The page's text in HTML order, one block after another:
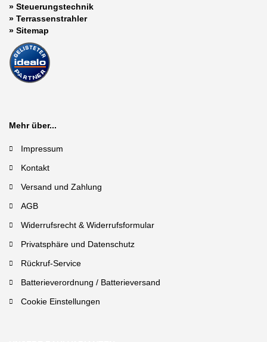
» Steuerungstechnik
» Terrassenstrahler
» Sitemap
Mehr über...
Impressum
Kontakt
Versand und Zahlung
AGB
Widerrufsrecht & Widerrufsformular
Privatsphäre und Datenschutz
Rückruf-Service
Batterieverordnung / Batterieversand
Cookie Einstellungen